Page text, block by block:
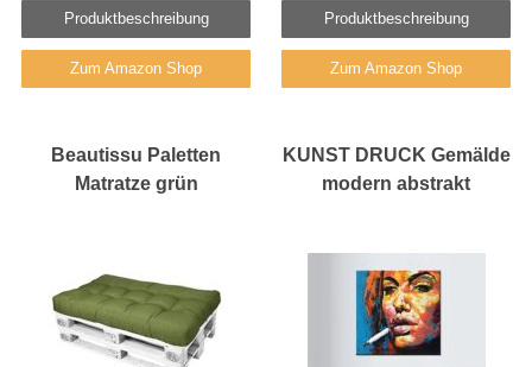
Produktbeschreibung
Zum Amazon Shop
Produktbeschreibung
Zum Amazon Shop
Beautissu Paletten
Matratze grün
KUNST DRUCK Gemälde
modern abstrakt